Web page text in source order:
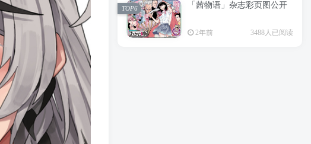
「茜物语」杂志彩页图公开
2年前 3488人已阅读
TOP6 2年前 5045人已阅读
经典杯子蛋糕 佐岸 漫画「经
典杯子蛋糕」宣布真人日剧
TOP4